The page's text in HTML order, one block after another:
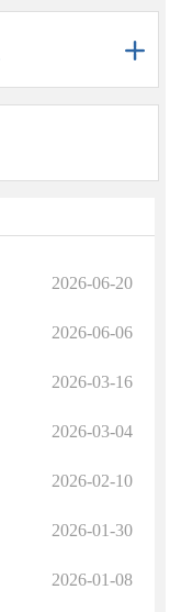
2026-06-20
2026-06-06
2026-03-16
2026-03-04
2026-02-10
2026-01-30
2026-01-08